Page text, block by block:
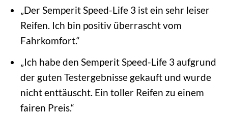
„Der Semperit Speed-Life 3 ist ein sehr leiser
Reifen. Ich bin positiv überrascht vom
Fahrkomfort.“
„Ich habe den Semperit Speed-Life 3 aufgrund
der guten Testergebnisse gekauft und wurde
nicht enttäuscht. Ein toller Reifen zu einem
fairen Preis.“